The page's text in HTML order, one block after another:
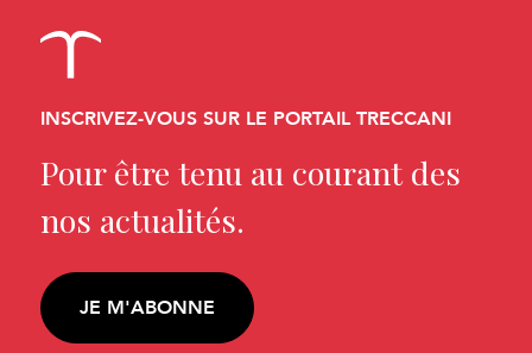
INSCRIVEZ-VOUS SUR LE PORTAIL TRECCANI
Pour être tenu au courant des
nos actualités.
JE M'ABONNE